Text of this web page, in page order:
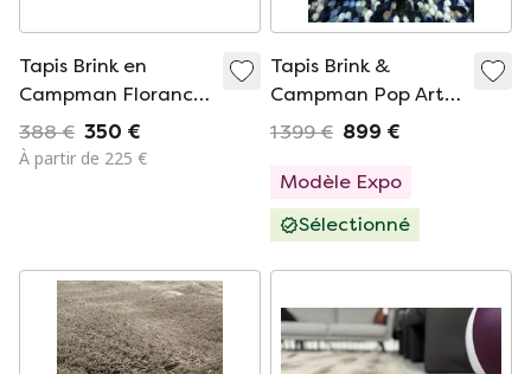
Tapis Brink en
Campman Florance
Broadhurst, motif
éventails japonais
388 € 350 €
À partir de 225 €
Tapis Brink &
Campman Pop Art
066908
1 399 € 899 €
Modèle Expo
Sélectionné